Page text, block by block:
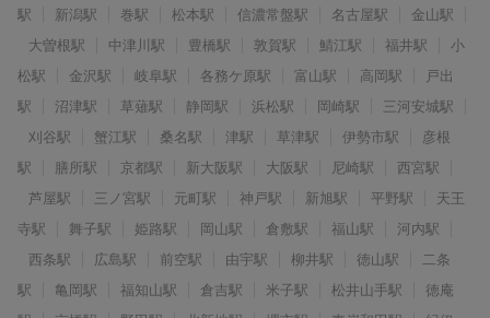
駅
新潟駅 巻駅 松本駅 信濃常盤駅 名古屋駅
金山駅
大曽根駅
中津川駅 豊橋駅 敦賀駅 鯖江駅 福井駅
小
松駅
金沢駅 岐阜駅 各務ケ原駅 富山駅 高岡駅
戸出
駅
沼津駅 草薙駅 静岡駅 浜松駅 岡崎駅
三河安城駅
刈谷駅
蟹江駅 桑名駅 津駅 草津駅 伊勢市駅
彦根
駅
膳所駅 京都駅 新大阪駅 大阪駅 尼崎駅
西宮駅
芦屋駅
三ノ宮駅 元町駅 神戸駅 新旭駅 平野駅
天王
寺駅
舞子駅 姫路駅 岡山駅 倉敷駅 福山駅
河内駅
西条駅
広島駅 前空駅 由宇駅 柳井駅 徳山駅
二条
駅
亀岡駅 福知山駅 倉吉駅 米子駅 松井山手駅
徳庵